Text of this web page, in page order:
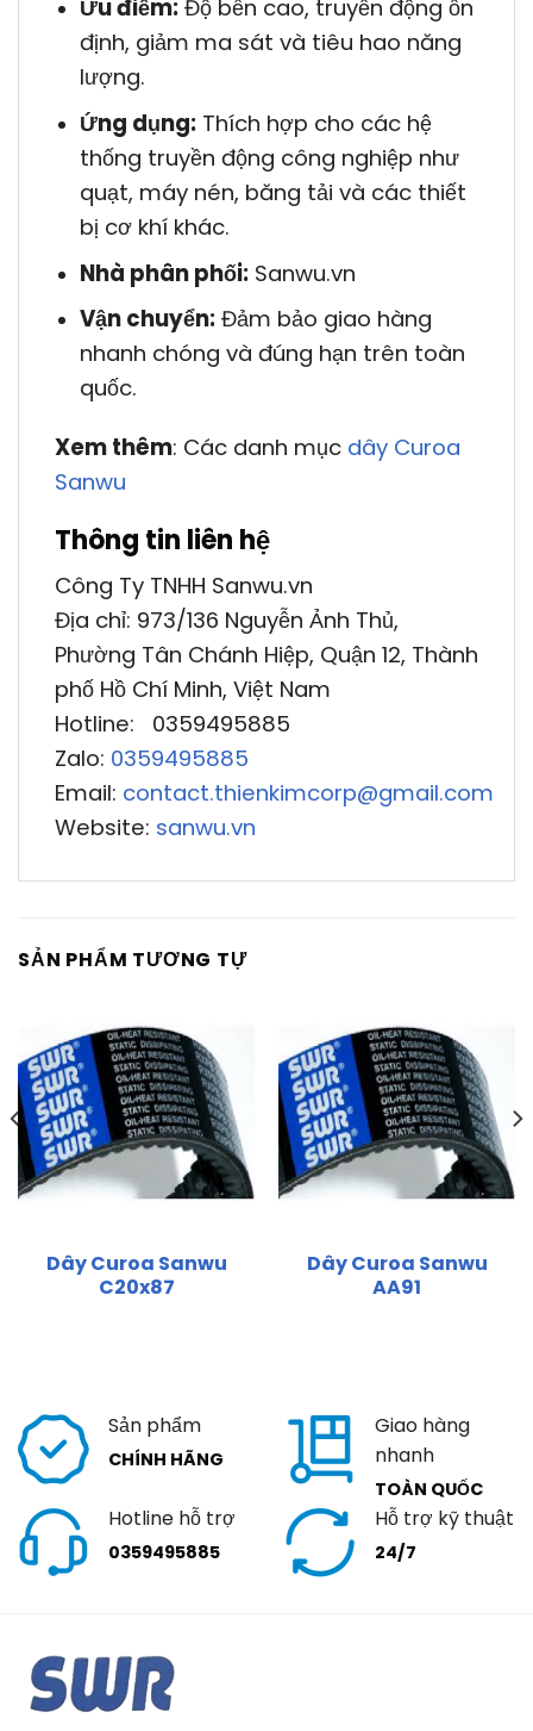
Ưu điểm:Độ bền cao, truyền động ổn
định, giảm ma sát và tiêu hao năng
lượng.
Ứng dụng:Thích hợp cho các hệ
thống truyền động công nghiệp như
quạt, máy nén, băng tải và các thiết
bị cơ khí khác.
Nhà phân phối:Sanwu.vn
Vận chuyển:Đảm bảo giao hàng
nhanh chóng và đúng hạn trên toàn
quốc.
Xem thêm: Các danh mục dây Curoa
Sanwu
Thông tin liên hệ
Công Ty TNHH Sanwu.vn
Địa chỉ: 973/136 Nguyễn Ảnh Thủ,
Phường Tân Chánh Hiệp, Quận 12, Thành
phố Hồ Chí Minh, Việt Nam
Hotline: 0359495885
Zalo: 0359495885
Email: contact.thienkimcorp@gmail.com
Website: sanwu.vn
SẢN PHẨM TƯƠNG TỰ
Dây Curoa Sanwu
C20x87
Dây Curoa Sanwu
AA91
Sản phẩm
CHÍNH HÃNG
Giao hàng
nhanh
TOÀN QUỐC
Hotline hỗ trợ
0359495885
Hỗ trợ kỹ thuật
24/7